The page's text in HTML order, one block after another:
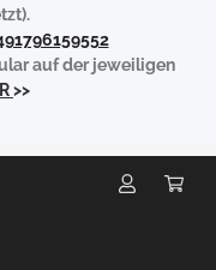
auf der jeweiligen
>>